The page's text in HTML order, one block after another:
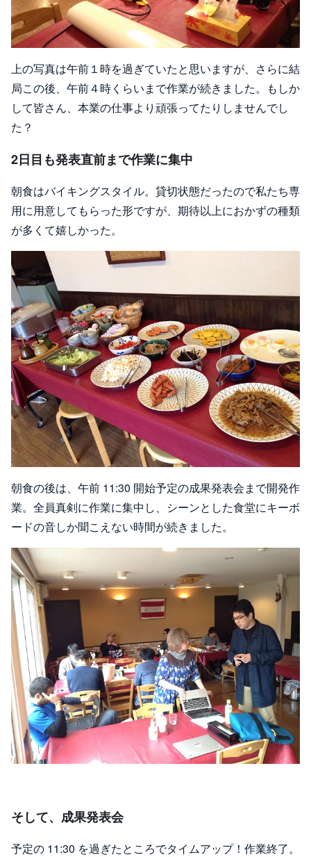
上の写真は午前１時を過ぎていたと思いますが、さらに結
局この後、午前４時くらいまで作業が続きました。もしか
して皆さん、本業の仕事より頑張ってたりしませんでし
た？
2日目も発表直前まで作業に集中
朝食はバイキングスタイル。貸切状態だったので私たち専
用に用意してもらった形ですが、期待以上におかずの種類
が多くて嬉しかった。
朝食の後は、午前 11:30 開始予定の成果発表会まで開発作
業。全員真剣に作業に集中し、シーンとした食堂にキーボ
ードの音しか聞こえない時間が続きました。
そして、成果発表会
予定の 11:30 を過ぎたところでタイムアップ！作業終了。